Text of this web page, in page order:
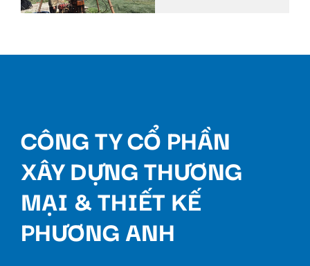
CÔNG TY CỔ PHẦN
XÂY DỰNG THƯƠNG
MẠI & THIẾT KẾ
PHƯƠNG ANH